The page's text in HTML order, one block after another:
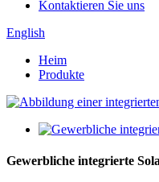
Kontaktieren Sie uns
English
Heim
Produkte
Gewerbliche integrierte